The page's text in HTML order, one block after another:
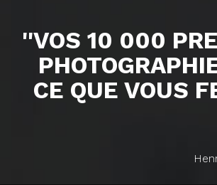
''VOS 10 000
CE QUE VOUS